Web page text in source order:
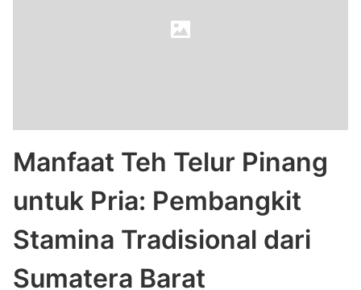
Manfaat Teh Telur Pinang
untuk Pria: Pembangkit
Stamina Tradisional dari
Sumatera Barat